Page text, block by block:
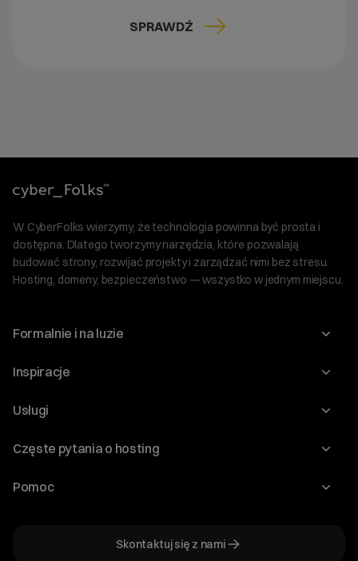
SPRAWDŹ
W CyberFolks wierzymy, że technologia powinna być prosta i
dostępna. Dlatego tworzymy narzędzia, które pozwalają
budować strony, rozwijać projekty i zarządzać nimi bez stresu.
Hosting, domeny, bezpieczeństwo — wszystko w jednym miejscu.
Formalnie i na luzie
O nas
Program Korzyści dla Inwestorów
Regulaminy i specyfikacje
Inspiracje
Blog
WordPress
Audyt stron
Usługi
Domeny
Hosting dla WooCommerce
Częste pytania o hosting
Jak przenieść stronę?
Pomoc
Skontaktuj się z nami